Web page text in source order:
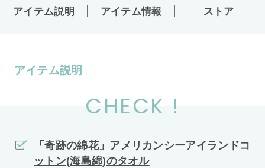
アイテム説明 アイテム情報 ストア
アイテム説明
CHECK !
「奇跡の綿花」アメリカンシーアイランドコ
ットン(海島綿)のタオル